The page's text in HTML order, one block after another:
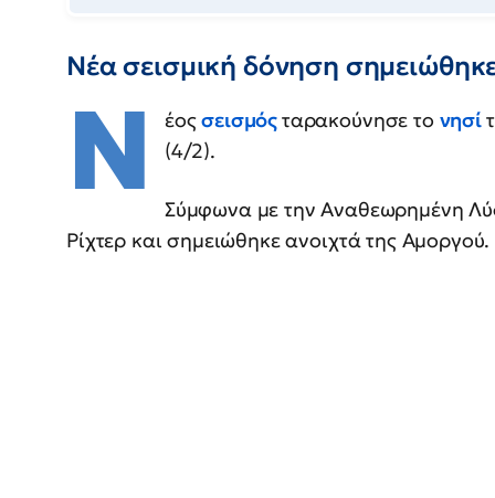
Nέα σεισμική δόνηση
Ν έοςσεισμόςταρακούνησε το νησί
(4/2).
Σύμφωνα με την Αναθεωρημένη
Ρίχτερ και σημειώθηκε ανοιχτά της Αμοργού.